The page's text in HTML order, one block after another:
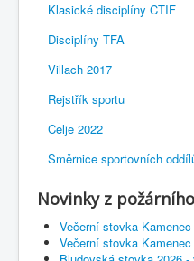
Klasické disciplíny CTIF
Disciplíny TFA
Villach 2017
Rejstřík sportu
Celje 2022
Směrnice sportovních
Novinky z
Večerní stovka
Večerní stovka Kamenec